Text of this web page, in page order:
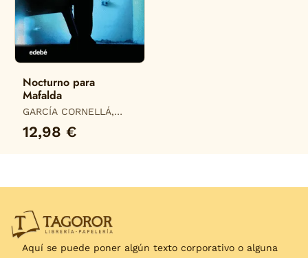
Nocturno para
Mafalda
GARCÍA CORNELLÁ,
DOLORS
12,98 €
Aquí se puede poner algún texto corporativo o alguna